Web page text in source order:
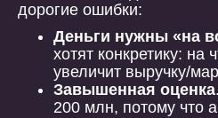
дорогие ошибки:
Деньги нужны «на
хотят конкретику: на
увеличит выручку/
Завышенная оценка
200 млн, потому что